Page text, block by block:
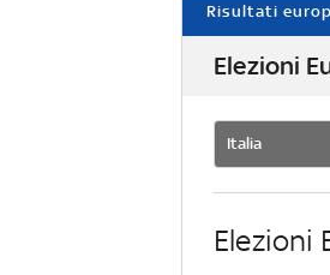
Risultati
Elezioni
Italia
Elezioni